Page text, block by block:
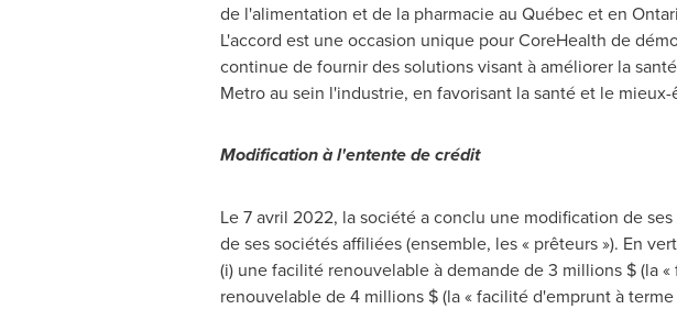
de l'alimentation et de la pharmacie au Québec et en
L'accord est une occasion unique pour CoreHealth de
continue de fournir des solutions visant à améliorer la
Metro au sein l'industrie, en favorisant la santé et le mieux-
Modification à l'entente de crédit
Le 7 avril 2022, la société a conclu une modification de
de ses sociétés affiliées (ensemble, les « prêteurs »). En
(i) une facilité renouvelable à demande de 3 millions $ (la
renouvelable de 4 millions $ (la « facilité d'emprunt à